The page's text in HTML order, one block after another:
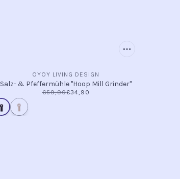
OYOY LIVING DESIGN
Salz- & Pfeffermühle "Hoop Mill Grinder"
€59,90€34,90